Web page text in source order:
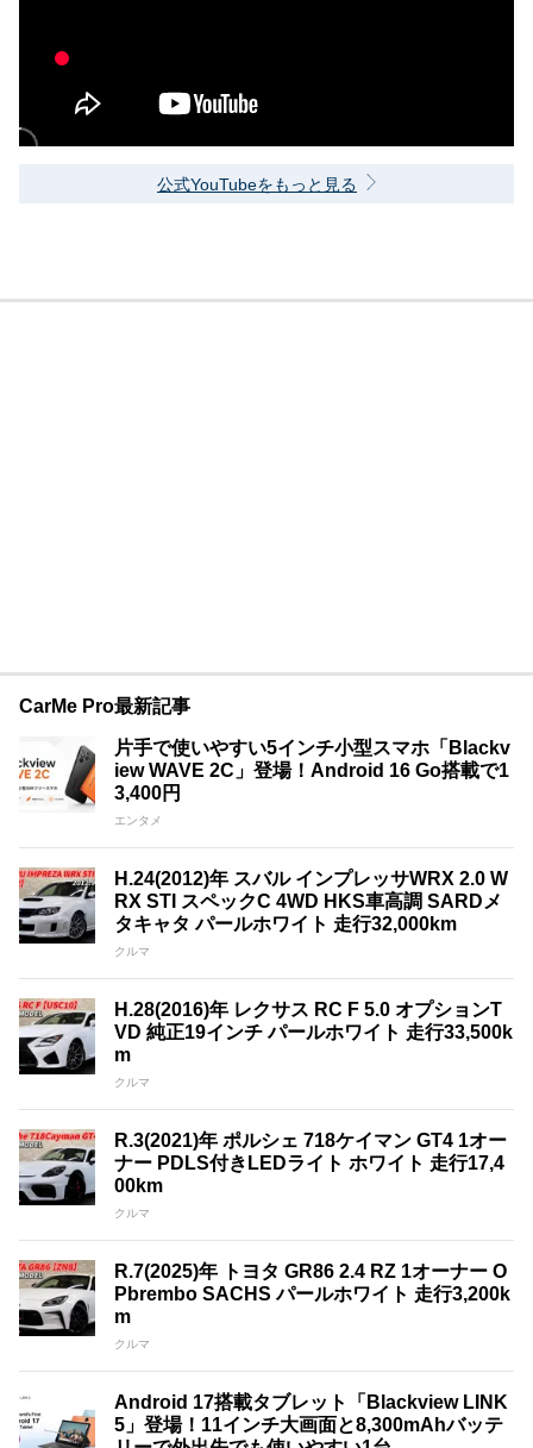
公式YouTubeをもっと見る
CarMe Pro最新記事
片手で使いやすい5インチ小型スマホ「Blackv
iew WAVE 2C」登場！Android 16 Go搭載で1
3,400円
エンタメ
H.24(2012)年 スバル インプレッサWRX 2.0 W
RX STI スペックC 4WD HKS車高調 SARDメ
タキャタ パールホワイト 走行32,000km
クルマ
H.28(2016)年 レクサス RC F 5.0 オプションT
VD 純正19インチ パールホワイト 走行33,500k
m
クルマ
R.3(2021)年 ポルシェ 718ケイマン GT4 1オー
ナー PDLS付きLEDライト ホワイト 走行17,4
00km
クルマ
R.7(2025)年 トヨタ GR86 2.4 RZ 1オーナー O
Pbrembo SACHS パールホワイト 走行3,200k
m
クルマ
Android 17搭載タブレット「Blackview LINK
5」登場！11インチ大画面と8,300mAhバッテ